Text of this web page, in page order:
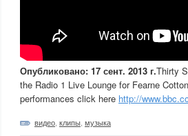
Опубликовано: 17 сент. 2013 г.Thirty
the Radio 1 Live Lounge for Fearne
performances click here http://
видео клипы музыка